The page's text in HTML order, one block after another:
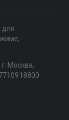
для
Москва,